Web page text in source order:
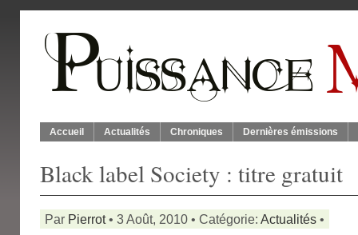
Accueil Actualités Chroniques Dernières émissions
Black label Society : titre gratuit
Par Pierrot• 3 Août, 2010 • Catégorie: Actualités •